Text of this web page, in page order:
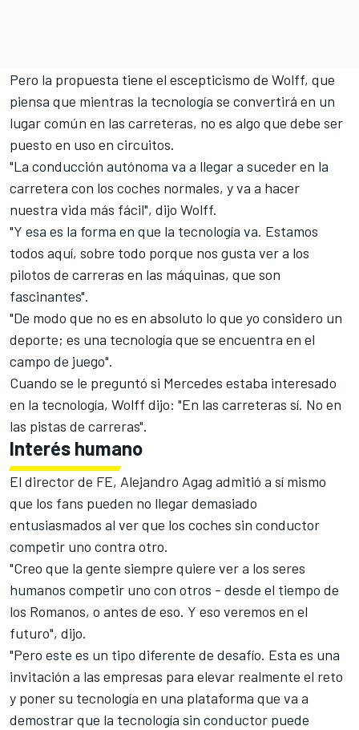
Pero la propuesta tiene el escepticismo de Wolff, que
piensa que mientras la tecnología se convertirá en un
lugar común en las carreteras, no es algo que debe ser
puesto en uso en circuitos.
"La conducción autónoma va a llegar a suceder en la
carretera con los coches normales, y va a hacer
nuestra vida más fácil", dijo Wolff.
"Y esa es la forma en que la tecnología va. Estamos
todos aquí, sobre todo porque nos gusta ver a los
pilotos de carreras en las máquinas, que son
fascinantes".
"De modo que no es en absoluto lo que yo considero un
deporte; es una tecnología que se encuentra en el
campo de juego".
Cuando se le preguntó si Mercedes estaba interesado
en la tecnología, Wolff dijo: "En las carreteras sí. No en
las pistas de carreras".
Interés humano
El director de FE, Alejandro Agag admitió a sí mismo
que los fans pueden no llegar demasiado
entusiasmados al ver que los coches sin conductor
competir uno contra otro.
"Creo que la gente siempre quiere ver a los seres
humanos competir uno con otros - desde el tiempo de
los Romanos, o antes de eso. Y eso veremos en el
futuro", dijo.
"Pero este es un tipo diferente de desafío. Esta es una
invitación a las empresas para elevar realmente el reto
y poner su tecnología en una plataforma que va a
demostrar que la tecnología sin conductor puede